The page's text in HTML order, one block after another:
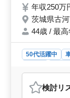
年収250
茨城県古
44歳 / 最
50代活躍中
おすすめポ
検討リ